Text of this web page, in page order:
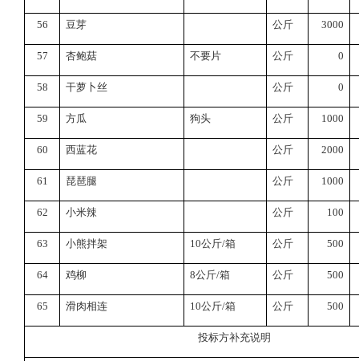
56 豆芽 公斤 3000
57 杏鲍菇 不要片 公斤 0
58 干萝卜丝 公斤 0
59 方瓜 狗头 公斤 1000
60 西蓝花 公斤 2000
61 琵琶腿 公斤 1000
62 小米辣 公斤 100
63 小熊拌架 10公斤/箱 公斤 500
64 鸡柳 8公斤/箱 公斤 500
65 滑肉相连 10公斤/箱 公斤 500
投标方补充说明